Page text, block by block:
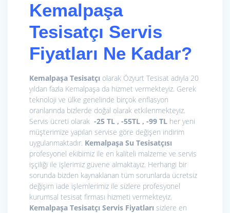
Kemalpaşa
Tesisatçı Servis
Fiyatları Ne Kadar?
Kemalpaşa Tesisatçı olarak Özyurt Tesisat adıyla 20
yıldan fazla Kemalpaşa da hizmet vermekteyiz. Gerek
teknoloji ve ülke genelinde birçok enflasyon
oranlarında bizlerde doğal olarak etkilenmekteyiz.
Servis ücreti olarak -25 TL , -55TL , -99 TL her yeni
müşterimize yapılan servise göre değişen indirim
uygulanmaktadır. Kemalpaşa Su Tesisatçısı
profesyonel ekibimiz ile en kaliteli malzeme ve servis
işçiliği ile işlerimiz güvene almaktayız. Herhangi bir
sorunda bizden kaynaklanan tüm sorunlarda ücretsiz
değişim iade işlemlerimiz ile sizlere profesyonel
kurumsal tesisat firması hizmeti vermekteyiz.
Kemalpaşa Tesisatçı Servis Fiyatları sizlere en